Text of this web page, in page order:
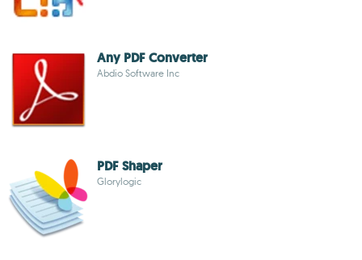
Any PDF Converter
Abdio Software Inc
PDF Shaper
Glorylogic